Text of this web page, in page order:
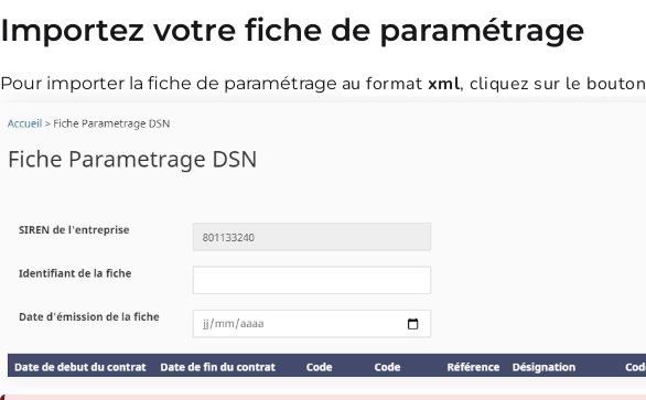
Importez votre fiche de paramétrage
Pour importer la fiche de paramétrage au format xml, cliquez sur le bouton